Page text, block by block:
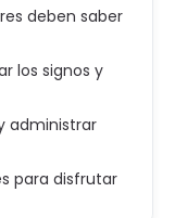
deben saber
los signos y
administrar
para disfrutar